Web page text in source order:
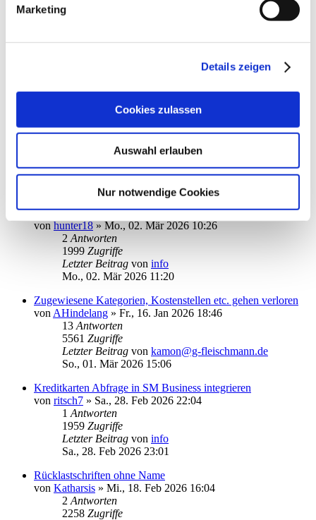
Marketing
Details zeigen
Cookies zulassen
Auswahl erlauben
Nur notwendige Cookies
Sa., 14. Mär 2026 16:27
Letzter BeitragvonTomsch
Saldo bei Deutsche Bank Giro & Depot
vonpmller»Mo., 02. Mär 2026 14:39
Antworten
Letzter Beitragvonpmller
Di., 03. Mär 2026 21:30
Anmeldeseite
von hunter18 » Mo., 02. Mär 2026 10:26
2 Antworten
1999 Zugriffe
Letzter Beitrag von info
Mo., 02. Mär 2026 11:20
Zugewiesene Kategorien, Kostenstellen etc. gehen verloren
von AHindelang » Fr., 16. Jan 2026 18:46
13 Antworten
5561 Zugriffe
Letzter Beitrag von kamon@g-fleischmann.de
So., 01. Mär 2026 15:06
Kreditkarten Abfrage in SM Business integrieren
von ritsch7 » Sa., 28. Feb 2026 22:04
1 Antworten
1959 Zugriffe
Letzter Beitrag von info
Sa., 28. Feb 2026 23:01
Rücklastschriften ohne Name
von Katharsis » Mi., 18. Feb 2026 16:04
2 Antworten
2258 Zugriffe